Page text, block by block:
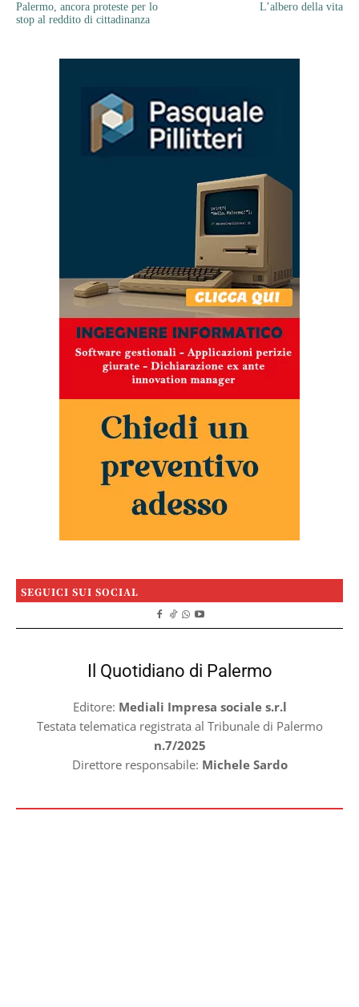
Palermo, ancora proteste per lo
stop al reddito di cittadinanza
L’albero della vita
SEGUICI SUI SOCIAL
Il Quotidiano di Palermo
Editore: Mediali Impresa sociale s.r.l
Testata telematica registrata al Tribunale di Palermo
n.7/2025
Direttore responsabile: Michele Sardo